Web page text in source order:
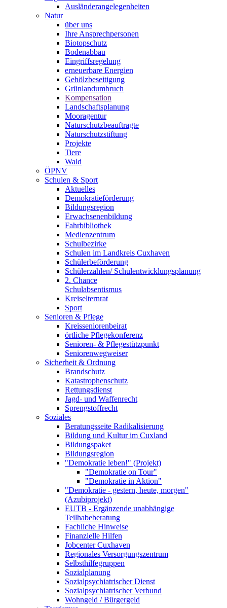
Ausländerangelegenheiten
Natur
über uns
Ihre Ansprechpersonen
Biotopschutz
Bodenabbau
Eingriffsregelung
erneuerbare Energien
Gehölzbeseitigung
Grünlandumbruch
Kompensation
Landschaftsplanung
Mooragentur
Naturschutzbeauftragte
Naturschutzstiftung
Projekte
Tiere
Wald
ÖPNV
Schulen & Sport
Aktuelles
Demokratieförderung
Bildungsregion
Erwachsenenbildung
Fahrbibliothek
Medienzentrum
Schulbezirke
Schulen im Landkreis Cuxhaven
Schülerbeförderung
Schülerzahlen/ Schulentwicklungsplanung
2. Chance
Schulabsentismus
Kreiselternrat
Sport
Senioren & Pflege
Kreisseniorenbeirat
örtliche Pflegekonferenz
Senioren- & Pflegestützpunkt
Seniorenwegweiser
Sicherheit & Ordnung
Brandschutz
Katastrophenschutz
Rettungsdienst
Jagd- und Waffenrecht
Sprengstoffrecht
Soziales
Beratungsseite Radikalisierung
Bildung und Kultur im Cuxland
Bildungspaket
Bildungsregion
"Demokratie leben!" (Projekt)
"Demokratie on Tour"
"Demokratie in Aktion"
"Demokratie - gestern, heute, morgen"
(Azubiprojekt)
EUTB - Ergänzende unabhängige
Teilhabeberatung
Fachliche Hinweise
Finanzielle Hilfen
Jobcenter Cuxhaven
Regionales Versorgungszentrum
Selbsthilfegruppen
Sozialplanung
Sozialpsychiatrischer Dienst
Sozialpsychiatrischer Verbund
Wohngeld / Bürgergeld